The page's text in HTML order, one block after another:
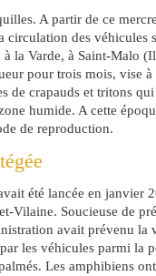
A partir de ce
circulation des véhicules
la Varde, à Saint-Malo
pour trois mois, vise à
de crapauds et tritons
humide. A cette
de reproduction.
été lancée en janvier
Vilaine. Soucieuse de
avait prévenu la
les véhicules parmi la
Les amphibiens